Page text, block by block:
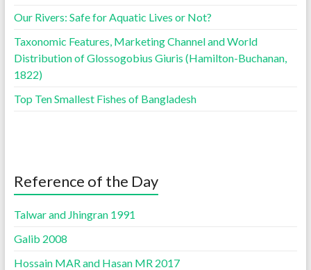
Our Rivers: Safe for Aquatic Lives or Not?
Taxonomic Features, Marketing Channel and World
Distribution of Glossogobius Giuris (Hamilton-Buchanan,
1822)
Top Ten Smallest Fishes of Bangladesh
Reference of the Day
Talwar and Jhingran 1991
Galib 2008
Hossain MAR and Hasan MR 2017